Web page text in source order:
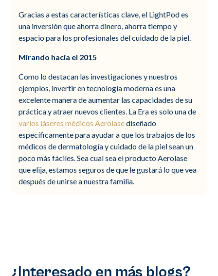
Gracias a estas características clave, el LightPod es
una inversión que ahorra dinero, ahorra tiempo y
espacio para los profesionales del cuidado de la piel.
Mirando hacia el 2015
Como lo destacan las investigaciones y nuestros
ejemplos, invertir en tecnología moderna es una
excelente manera de aumentar las capacidades de su
práctica y atraer nuevos clientes. La Era es solo una de
varios láseres médicos Aerolasediseñado
específicamente para ayudar a que los trabajos de los
médicos de dermatología y cuidado de la piel sean un
poco más fáciles. Sea cual sea el producto Aerolase
que elija, estamos seguros de que le gustará lo que vea
después de unirse a nuestra familia.
¿Interesado en más blogs?